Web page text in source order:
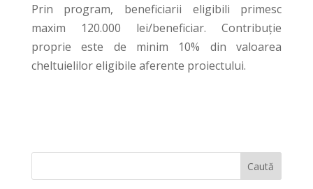
Prin program, beneficiarii eligibili primesc
maxim 120.000 lei/beneficiar. Contribuţie
proprie este de minim 10% din valoarea
cheltuielilor eligibile aferente proiectului.
Caută